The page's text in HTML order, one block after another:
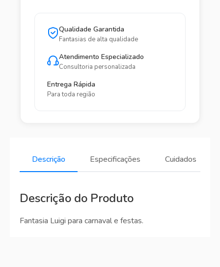
Qualidade Garantida
Fantasias de alta qualidade
Atendimento Especializado
Consultoria personalizada
Entrega Rápida
Para toda região
Descrição Especificações Cuidados
Descrição do Produto
Fantasia Luigi para carnaval e festas.